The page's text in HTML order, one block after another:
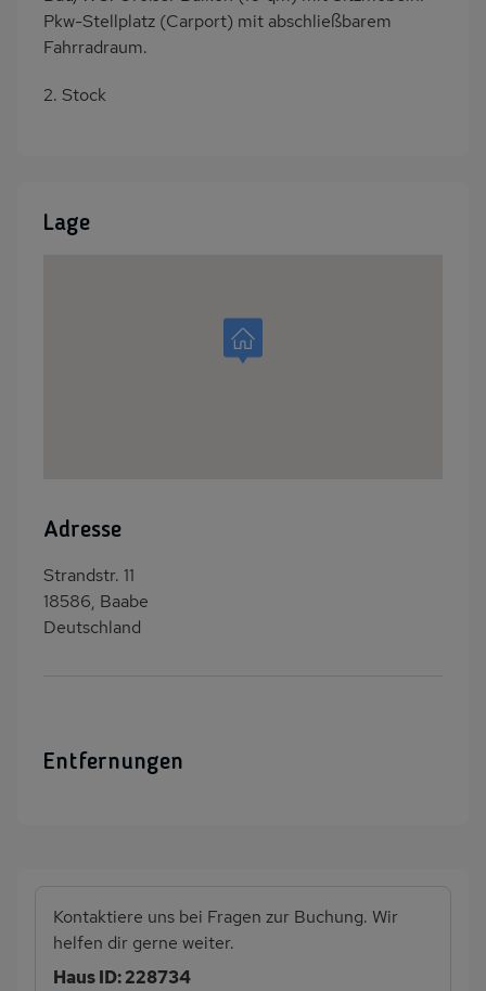
Pkw-Stellplatz (Carport) mit abschließbarem
Fahrradraum.
2. Stock
Lage
Adresse
Strandstr. 11
18586, Baabe
Deutschland
Entfernungen
Kontaktiere uns bei Fragen zur Buchung. Wir
helfen dir gerne weiter.
Haus ID: 228734